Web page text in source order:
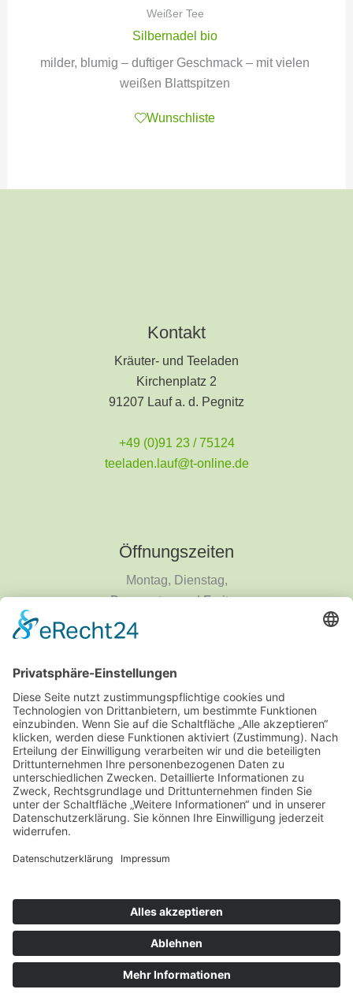
Weißer Tee
Silbernadel bio
milder, blumig – duftiger Geschmack – mit vielen
weißen Blattspitzen
Wunschliste
Kontakt
Kräuter- und Teeladen
Kirchenplatz 2
91207 Lauf a. d. Pegnitz
+49 (0)91 23 / 75124
teeladen.lauf@t-online.de
Öffnungszeiten
Montag, Dienstag,
Donnerstag und Freitag
9 - 14 Uhr
Informationen
Über uns
Produktanfrage
Datenschutzerklärung
Copyright © 2026 Kräuter und Teeladen Lauf